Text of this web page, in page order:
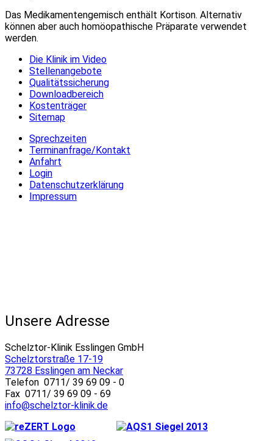
Das Medikamentengemisch enthält Kortison. Alternativ
können aber auch homöopathische Präparate verwendet
werden.
Die Klinik im Video
Stellenangebote
Qualitätssicherung
Downloadbereich
Kostenträger
Sitemap
Sprechzeiten
Terminanfrage/Kontakt
Anfahrt
Login
Datenschutzerklärung
Impressum
Unsere Adresse
Schelztor-Klinik Esslingen GmbH
Schelztorstraße 17-19
73728 Esslingen am Neckar
Telefon 0711/ 39 69 09 - 0
Fax 0711/ 39 69 09 - 69
info@schelztor-klinik.de